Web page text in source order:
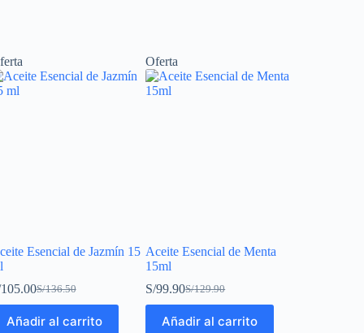
Esencial de Jazmín 15
S/136.50
105.00
Añadir al carrito
Oferta
Aceite Esencial de Menta
15ml
S/129.90
S/99.90
Añadir al carrito